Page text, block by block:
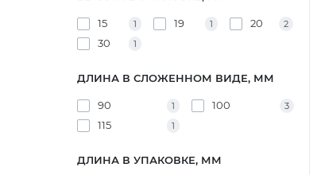
15 1 19 1 20 2
30 1
ДЛИНА В СЛОЖЕННОМ ВИДЕ, ММ
90 1 100 3
115 1
ДЛИНА В УПАКОВКЕ, ММ